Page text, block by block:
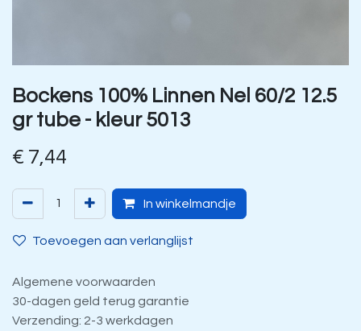
Bockens 100% Linnen Nel 60/2 12.5
gr tube - kleur 5013
€ 7,44
In winkelmandje
Toevoegen aan verlanglijst
Algemene voorwaarden
30-dagen geld terug garantie
Verzending: 2-3 werkdagen